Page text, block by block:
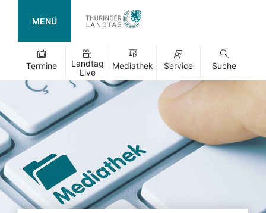
MENÜ
Termine
Landtag
Live
Mediathek Service Suche